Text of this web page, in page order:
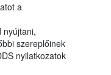
a
szereplőinek
nyilatkozatok